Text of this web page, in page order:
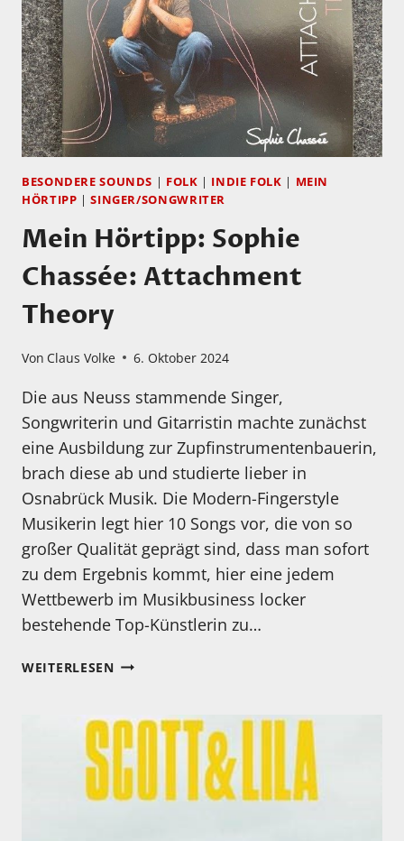
WITHERED
HAND
BESONDERE SOUNDS | FOLK | INDIE FOLK | MEIN
HÖRTIPP |SINGER/SONGWRITER
Mein Hörtipp: Sophie
Chassée: Attachment
Theory
Von Claus Volke 6. Oktober 2024
Die aus Neuss stammende Singer,
Songwriterin und Gitarristin machte zunächst
eine Ausbildung zur Zupfinstrumentenbauerin,
brach diese ab und studierte lieber in
Osnabrück Musik. Die Modern-Fingerstyle
Musikerin legt hier 10 Songs vor, die von so
großer Qualität geprägt sind, dass man sofort
zu dem Ergebnis kommt, hier eine jedem
Wettbewerb im Musikbusiness locker
bestehende Top-Künstlerin zu…
WEITERLESENMEIN
CHASSÉE:
ATTACHMENT
THEORY